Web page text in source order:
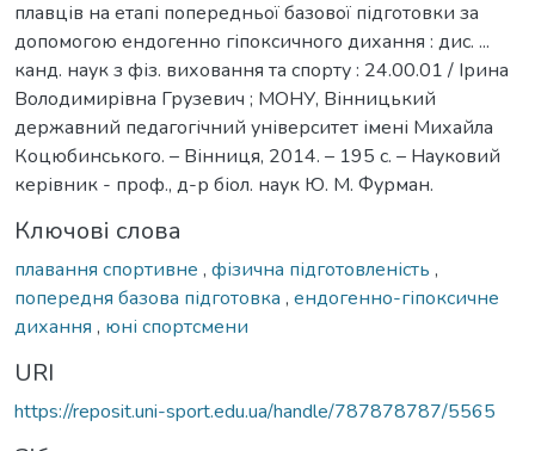
плавців на етапі попередньої базової підготовки за
допомогою ендогенно гіпоксичного дихання : дис. ...
канд. наук з фіз. виховання та спорту : 24.00.01 / Ірина
Володимирівна Грузевич ; МОНУ, Вінницький
державний педагогічний університет імені Михайла
Коцюбинського. – Вінниця, 2014. – 195 с. – Науковий
керівник - проф., д-р біол. наук Ю. М. Фурман.
Ключові слова
плавання спортивне , фізична підготовленість ,
попередня базова підготовка , ендогенно-гіпоксичне
дихання , юні спортсмени
URI
https://reposit.uni-sport.edu.ua/handle/787878787/5565